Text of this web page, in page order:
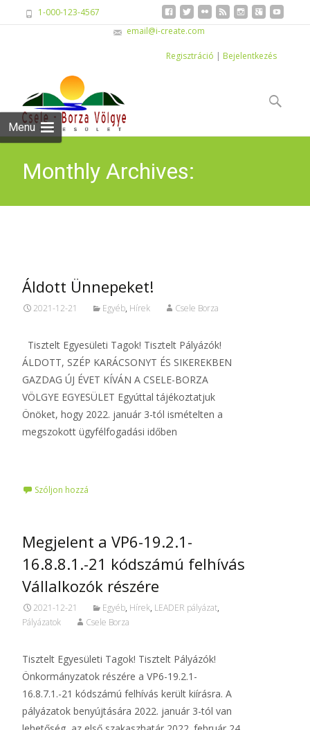
1-000-123-4567
email@i-create.com
Regisztráció | Bejelentkezés
Menu
to
content
Keresés:
Monthly Archives:
Áldott Ünnepeket!
2021-12-21 Egyéb, Hírek Csele Borza
Tisztelt Egyesületi Tagok! Tisztelt Pályázók!
ÁLDOTT, SZÉP KARÁCSONYT ÉS SIKEREKBEN
GAZDAG ÚJ ÉVET KÍVÁN A CSELE-BORZA
VÖLGYE EGYESÜLET Egyúttal tájékoztatjuk
Önöket, hogy 2022. január 3-tól ismételten a
megszokott ügyfélfogadási időben
Szóljon hozzá
Megjelent a VP6-19.2.1-
16.8.8.1.-21 kódszámú felhívás
Vállalkozók részére
2021-12-21 Egyéb, Hírek, LEADER pályázat,
Pályázatok
Csele Borza
Tisztelt Egyesületi Tagok! Tisztelt Pályázók!
Önkormányzatok részére a VP6-19.2.1-
16.8.7.1.-21 kódszámú felhívás került kiírásra. A
pályázatok benyújtására 2022. január 3-tól van